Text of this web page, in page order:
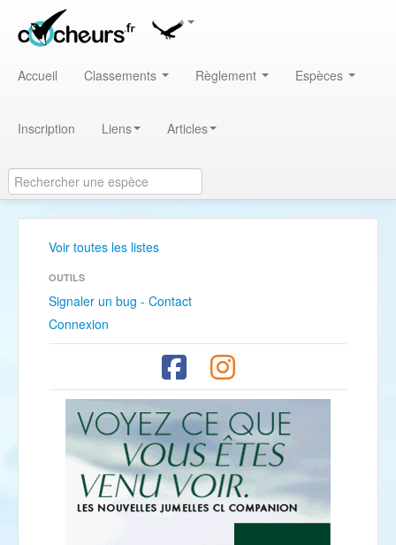
Accueil Classements Règlement Espèces
Inscription Liens Articles
Voir toutes les listes
OUTILS
Signaler un bug - Contact
Connexion